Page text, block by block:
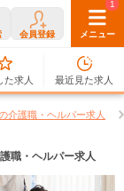
会員登録 メニュー
0
た求人
1
最近見た求人
介護職・ヘルパー求人
職・ヘルパー求人